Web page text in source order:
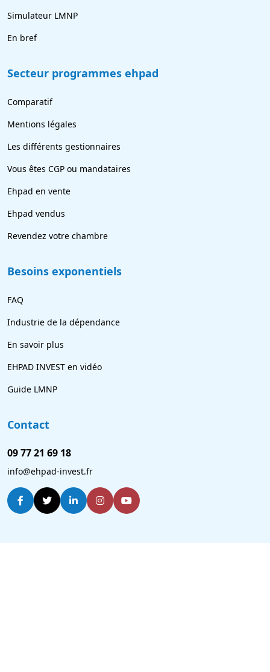
Simulateur LMNP
En bref
Secteur programmes ehpad
Comparatif
Mentions légales
Les différents gestionnaires
Vous êtes CGP ou mandataires
Ehpad en vente
Ehpad vendus
Revendez votre chambre
Besoins exponentiels
FAQ
Industrie de la dépendance
En savoir plus
EHPAD INVEST en vidéo
Guide LMNP
Contact
09 77 21 69 18
info@ehpad-invest.fr